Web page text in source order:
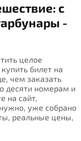
с
-
целое
билет на
чем заказать
десяти номерам и
на сайт,
уже собрано
реальные цены,